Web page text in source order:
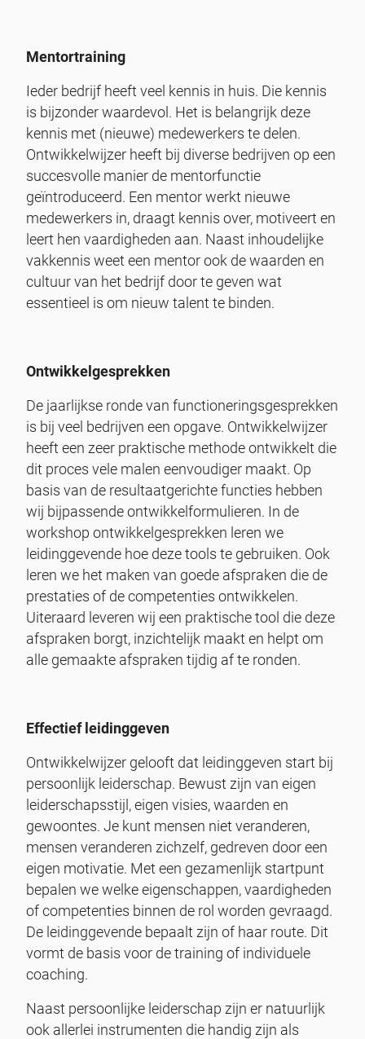
Mentortraining
Ieder bedrijf heeft veel kennis in huis. Die kennis
is bijzonder waardevol. Het is belangrijk deze
kennis met (nieuwe) medewerkers te delen.
Ontwikkelwijzer heeft bij diverse bedrijven op een
succesvolle manier de mentorfunctie
geïntroduceerd. Een mentor werkt nieuwe
medewerkers in, draagt kennis over, motiveert en
leert hen vaardigheden aan. Naast inhoudelijke
vakkennis weet een mentor ook de waarden en
cultuur van het bedrijf door te geven wat
essentieel is om nieuw talent te binden.
Ontwikkelgesprekken
De jaarlijkse ronde van functioneringsgesprekken
is bij veel bedrijven een opgave. Ontwikkelwijzer
heeft een zeer praktische methode ontwikkelt die
dit proces vele malen eenvoudiger maakt. Op
basis van de resultaatgerichte functies hebben
wij bijpassende ontwikkelformulieren. In de
workshop ontwikkelgesprekken leren we
leidinggevende hoe deze tools te gebruiken. Ook
leren we het maken van goede afspraken die de
prestaties of de competenties ontwikkelen.
Uiteraard leveren wij een praktische tool die deze
afspraken borgt, inzichtelijk maakt en helpt om
alle gemaakte afspraken tijdig af te ronden.
Effectief leidinggeven
Ontwikkelwijzer gelooft dat leidinggeven start bij
persoonlijk leiderschap. Bewust zijn van eigen
leiderschapsstijl, eigen visies, waarden en
gewoontes. Je kunt mensen niet veranderen,
mensen veranderen zichzelf, gedreven door een
eigen motivatie. Met een gezamenlijk startpunt
bepalen we welke eigenschappen, vaardigheden
of competenties binnen de rol worden gevraagd.
De leidinggevende bepaalt zijn of haar route. Dit
vormt de basis voor de training of individuele
coaching.
Naast persoonlijke leiderschap zijn er natuurlijk
ook allerlei instrumenten die handig zijn als